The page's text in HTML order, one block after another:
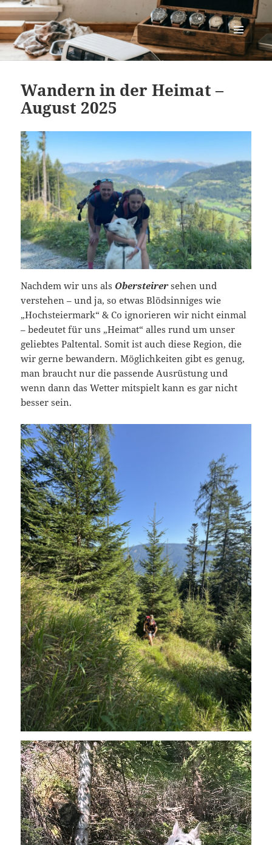
cartastrophy.at
MENÜ
UND
Wandern in der Heimat –
August 2025
Nachdem wir uns als Obersteirersehen und
verstehen – und ja, so etwas Blödsinniges wie
„Hochsteiermark“ & Co ignorieren wir nicht einmal
– bedeutet für uns „Heimat“ alles rund um unser
geliebtes Paltental. Somit ist auch diese Region, die
wir gerne bewandern. Möglichkeiten gibt es genug,
man braucht nur die passende Ausrüstung und
wenn dann das Wetter mitspielt kann es gar nicht
besser sein.